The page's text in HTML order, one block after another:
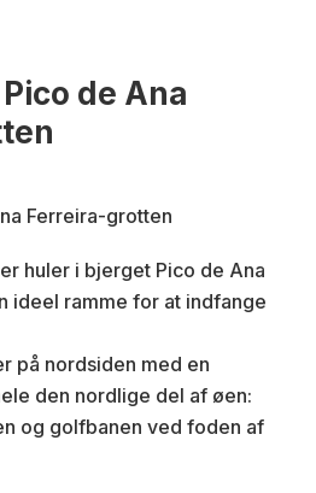
de Ana
huler i bjerget Pico de Ana
ideel ramme for at indfange
på nordsiden med en
den nordlige del af øen:
og golfbanen ved foden af